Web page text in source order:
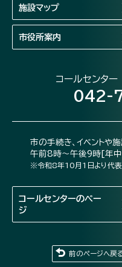
施設マップ
市役所案内
コールセンター
042-
市の手続き、イベントや
午前8時～午後9時[年
※令和8年10月1日より代表
コールセンターのペー
ジ
前のページへ戻